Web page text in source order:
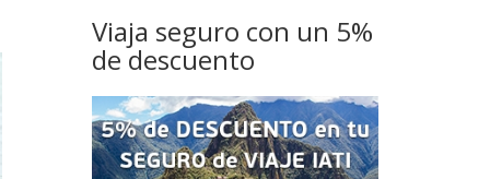
Viaja seguro con un 5%
de descuento